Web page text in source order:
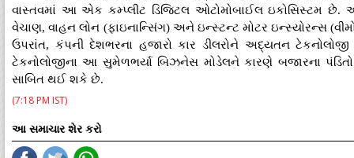
વાસ્તવમાં આ એક કમ્પ્લીટ ડિજિટલ ઓટોમોબાઈલ ઇકોસિસ્ટમ છે.
વેચાણ, વાહન લોન (ફાઇનાન્સિંગ) અને ઇન્સ્ટન્ટ મોટર ઇન્સ્યોરન્સ
ઉપરાંત, કંપની દેશભરના હજારો કાર ડીલરોને અદ્યતન
ટેકનોલોજીના આ સુમેળભર્યા બિઝનેસ મોડેલને કારણે બજારના
સાબિત થઈ શકે છે.
(7:18 PM IST)
આ સમાચાર શેર કરો